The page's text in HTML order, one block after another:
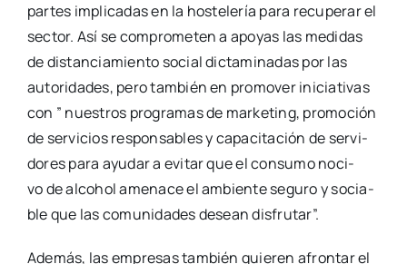
par­tes impli­ca­das en la hos­te­le­ría para recu­pe­rar el
sec­tor. Así se com­pro­me­ten a apo­yas las medi­das
de dis­tan­cia­mien­to social dic­ta­mi­na­das por las
auto­ri­da­des, pero tam­bién en pro­mo­ver ini­cia­ti­vas
con ” nues­tros pro­gra­mas de mar­ke­ting, pro­mo­ción
de ser­vi­cios res­pon­sa­bles y capa­ci­ta­ción de ser­vi­
do­res para ayu­dar a evi­tar que el con­su­mo noci­
vo de alcohol ame­na­ce el ambien­te segu­ro y socia­
ble que las comu­ni­da­des desean dis­fru­tar”.
Ade­más, las empre­sas tam­bién quie­ren afron­tar el